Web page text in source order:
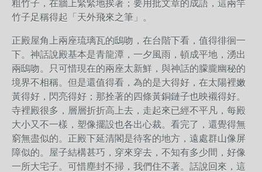
粗竹子，在牆上緊緊地挨著；要用批文章的成語，這兩竿
竹子足稱得起「天外飛來之筆」。
正殿屋角上兩座琉璃瓦的鴟吻，在台階下看，值得徘徊一
下。神話說殿基本是青龍潭，一夕風雨，頓成平地，湧出
兩鴟吻。只可惜現在的兩座太新鮮，與神話的朦朧幽秘的
境界不相稱。但是還值得看，為的是大得好，在太陽裡嫩
黃得好，閃亮得好；那拴著的四條黃銅鏈子也映襯得好。
寺裡殿很多，層層折折高上去，走起來已經不平凡，每殿
大小又不一樣，塑像擺設也各出心裁。看完了，還覺得無
窮無盡似的。正殿下延清閣是待客的地方，遠處群山像屏
障似的。屋子結構甚巧，穿來穿去，不知有多少間，好像
一所大宅子。可惜塵封不掃，我們住不著。話說回來，這